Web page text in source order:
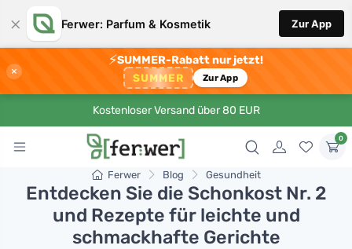
× Ferwer: Parfum & Kosmetik Zur App
×
⚡SUMMER-Rabatt nur jetzt!
SUMMER Zur App
Kostenloser Versand über 80 EUR
0
Ferwer Blog Gesundheit
Entdecken Sie die Schonkost Nr. 2
und Rezepte für leichte und
schmackhafte Gerichte